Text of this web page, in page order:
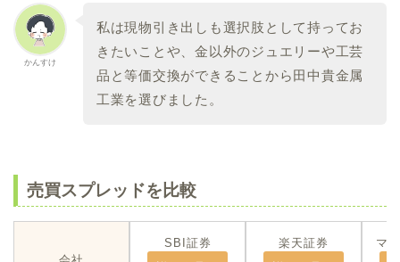
かんすけ
私は現物引き出しも選択肢として持ってお
きたいことや、金以外のジュエリーや工芸
品と等価交換ができることから田中貴金属
工業を選びました。
売買スプレッドを比較
SBI証券
楽天証券
マ